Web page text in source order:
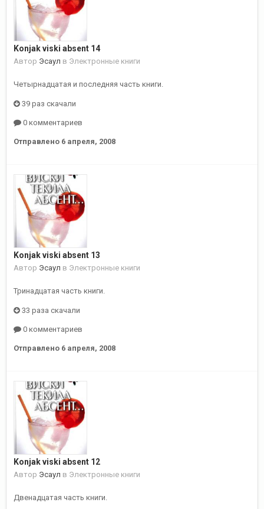
Konjak viski absent 14
Автор Эсаул в Электронные книги
Четырнадцатая и последняя часть книги.
39 раз скачали
0 комментариев
Отправлено 6 апреля, 2008
Konjak viski absent 13
Автор Эсаул в Электронные книги
Тринадцатая часть книги.
33 раза скачали
0 комментариев
Отправлено 6 апреля, 2008
Konjak viski absent 12
Автор Эсаул в Электронные книги
Двенадцатая часть книги.